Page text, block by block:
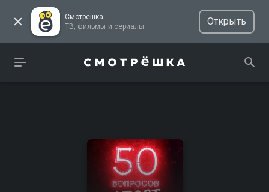
Смотрёшка
ТВ, фильмы и сериалы
Открыть